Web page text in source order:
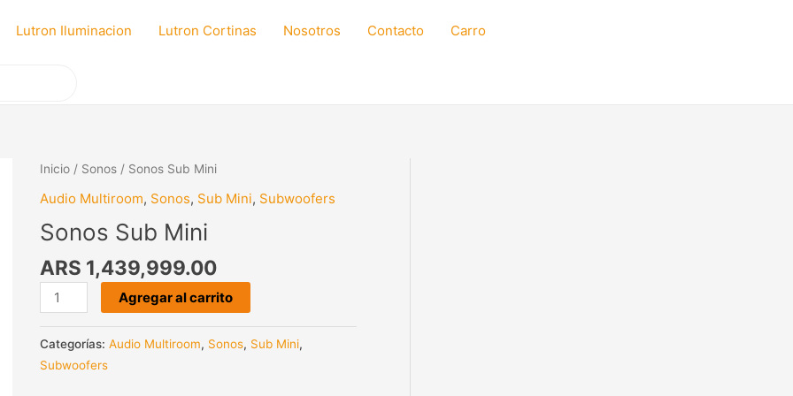
Lutron Iluminacion Lutron Cortinas Nosotros Contacto Carro
Inicio/ Sonos/ Sonos Sub Mini
Audio Multiroom, Sonos, Sub Mini, Subwoofers
Sonos Sub Mini
ARS 1,439,999.00
Sonos
Sub
cantidad
Agregar al carrito
Categorías: Audio Multiroom, Sonos, Sub Mini,
Subwoofers